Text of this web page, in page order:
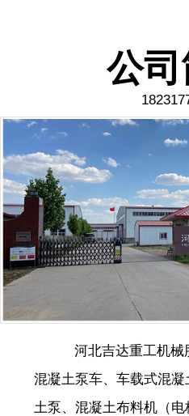
公
河北吉达重工机
混凝土泵车、车载式混
土泵、混凝土布料机（